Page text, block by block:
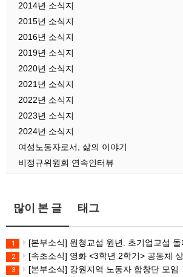
2014년 소식지
2015년 소식지
2016년 소식지
2019년 소식지
2020년 소식지
2021년 소식지
2022년 소식지
2023년 소식지
2024년 소식지
여성노동자로서, 삶의 이야기
비정규위원회 연속인터뷰
많이 본 글 태그
1 [본부소식] 원청교섭 원년. 초기업교섭 돌파! 모든 노동자의 노동기본권
2 [속초소식] 영화 <3학년 2학기> 공동체
3 [본부소식] 강원지역 노동자 합창단 모임